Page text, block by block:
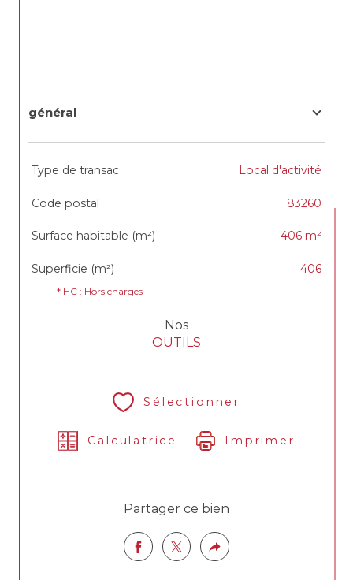
général
TRAD_SIROCCO_Caracteristique
Type de transac Local d'activité
Code postal 83260
Surface habitable (m²) 406 m²
Superficie (m²) 406
* HC : Hors charges
Nos
OUTILS
Sélectionner
Calculatrice Imprimer
Partager ce bien